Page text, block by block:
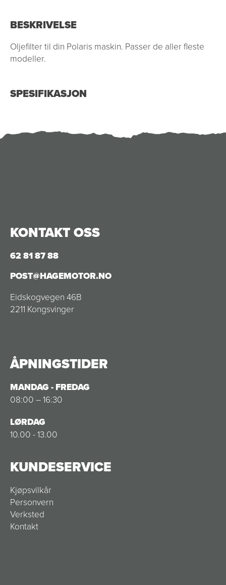
BESKRIVELSE
Oljefilter til din Polaris maskin. Passer de aller fleste
modeller.
SPESIFIKASJON
KONTAKT OSS
62 81 87 88
POST@HAGEMOTOR.NO
Eidskogvegen 46B
2211 Kongsvinger
ÅPNINGSTIDER
MANDAG - FREDAG
08:00 – 16:30
LØRDAG
10.00 - 13.00
KUNDESERVICE
Kjøpsvilkår
Personvern
Verksted
Kontakt